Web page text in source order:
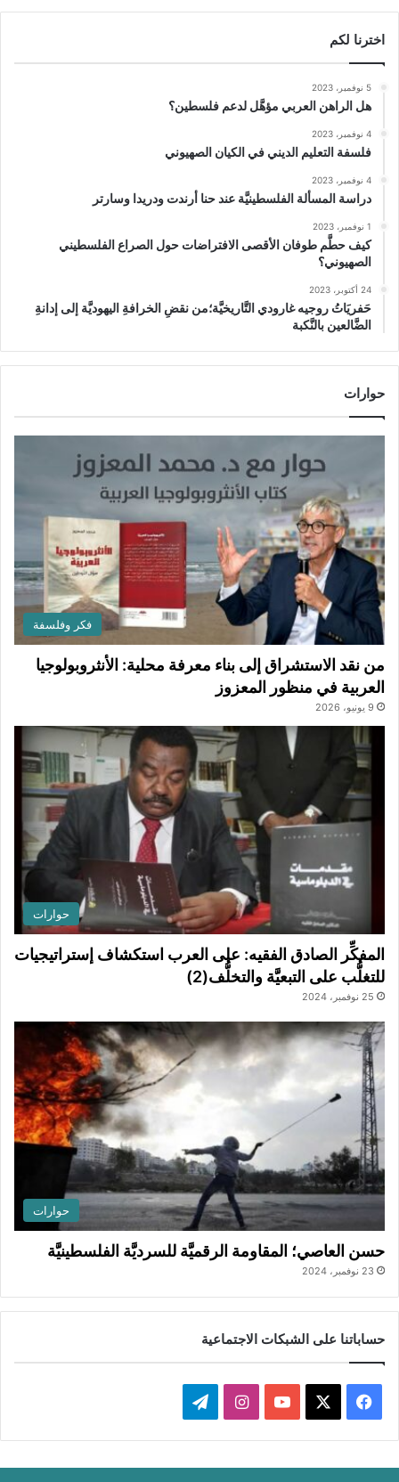
اخترنا لكم
5 نوفمبر، 2023
هل الراهن العربي مؤهَّل لدعم فلسطين؟
4 نوفمبر، 2023
فلسفة التعليم الديني في الكيان الصهيوني
4 نوفمبر، 2023
دراسة المسألة الفلسطينيَّة عند حنا أرندت ودريدا وسارتر
1 نوفمبر، 2023
كيف حطَّم طوفان الأقصى الافتراضات حول الصراع الفلسطيني
الصهيوني؟
24 أكتوبر، 2023
حَفريَاتُ روجيه غارودي التَّاريخيَّة؛من نقضِ الخرافةِ اليهوديَّة إلى إدانةِ
الضَّالعين بالنَّكبة
حوارات
فكر وفلسفة
من نقد الاستشراق إلى بناء معرفة محلية: الأنثروبولوجيا
العربية في منظور المعزوز
9 يونيو، 2026
حوارات
المفكِّر الصادق الفقيه: على العرب استكشاف إستراتيجيات
للتغلُّب على التبعيَّة والتخلُّف(2)
25 نوفمبر، 2024
حوارات
حسن العاصي؛ المقاومة الرقميَّة للسرديَّة الفلسطينيَّة
23 نوفمبر، 2024
حساباتنا على الشبكات الاجتماعية
ي
س
X
Y
o
ن
س
ي
ل